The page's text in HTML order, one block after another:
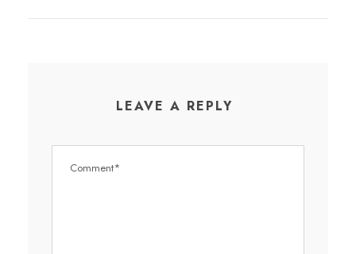
LEAVE A REPLY